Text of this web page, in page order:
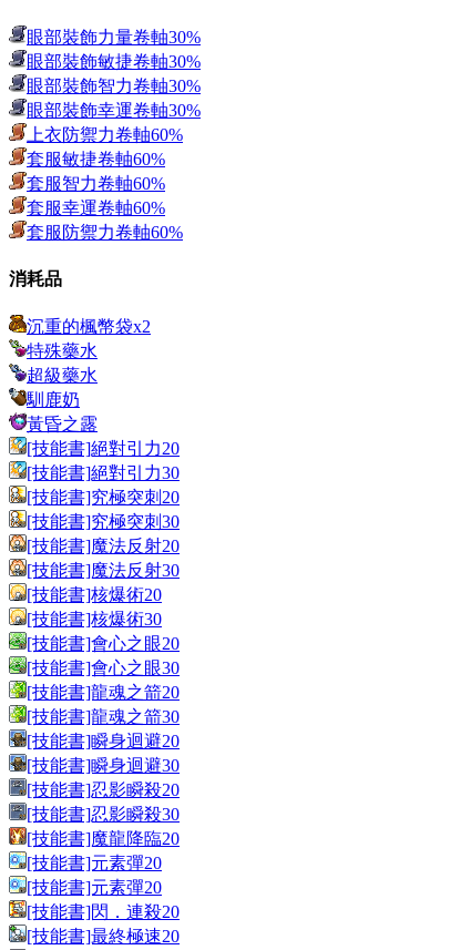
眼部裝飾力量卷軸30%
眼部裝飾敏捷卷軸30%
眼部裝飾智力卷軸30%
眼部裝飾幸運卷軸30%
上衣防禦力卷軸60%
套服敏捷卷軸60%
套服智力卷軸60%
套服幸運卷軸60%
套服防禦力卷軸60%
消耗品
沉重的楓幣袋x2
特殊藥水
超級藥水
馴鹿奶
黃昏之露
[技能書]絕對引力20
[技能書]絕對引力30
[技能書]究極突刺20
[技能書]究極突刺30
[技能書]魔法反射20
[技能書]魔法反射30
[技能書]核爆術20
[技能書]核爆術30
[技能書]會心之眼20
[技能書]會心之眼30
[技能書]龍魂之箭20
[技能書]龍魂之箭30
[技能書]瞬身迴避20
[技能書]瞬身迴避30
[技能書]忍影瞬殺20
[技能書]忍影瞬殺30
[技能書]魔龍降臨20
[技能書]元素彈20
[技能書]元素彈20
[技能書]閃．連殺20
[技能書]最終極速20